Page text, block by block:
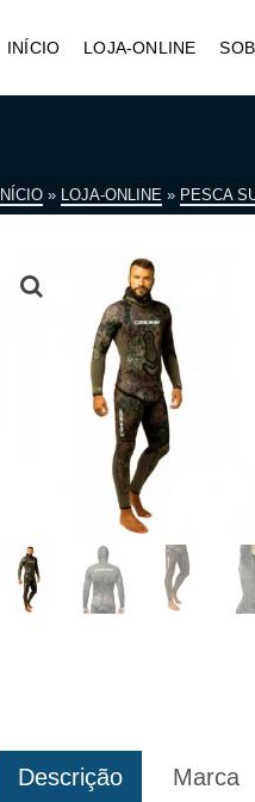
INÍCIO LOJA-ONLINE
INÍCIO » LOJA-ONLINE » PESCA
Descrição Marca